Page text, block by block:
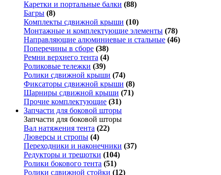
Каретки и портальные балки (88)
Багры (8)
Комплекты сдвижной крыши (10)
Монтажные и комплектующие элементы (78)
Направляющие алюминиевые и стальные (46)
Поперечины в сборе (38)
Ремни верхнего тента (4)
Роликовые тележки (39)
Ролики сдвижной крыши (74)
Фиксаторы сдвижной крыши (8)
Шарниры сдвижной крыши (71)
Прочие комплектующие (31)
Запчасти для боковой шторы
Запчасти для боковой шторы
Вал натяжения тента (22)
Люверсы и стропы (4)
Переходники и наконечники (37)
Редукторы и трещотки (104)
Ролики бокового тента (51)
Ролики сдвижной стойки (12)